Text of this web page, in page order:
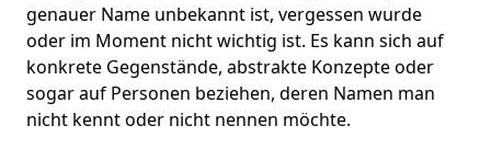
genauer Name unbekannt ist, vergessen wurde
oder im Moment nicht wichtig ist. Es kann sich auf
konkrete Gegenstände, abstrakte Konzepte oder
sogar auf Personen beziehen, deren Namen man
nicht kennt oder nicht nennen möchte.